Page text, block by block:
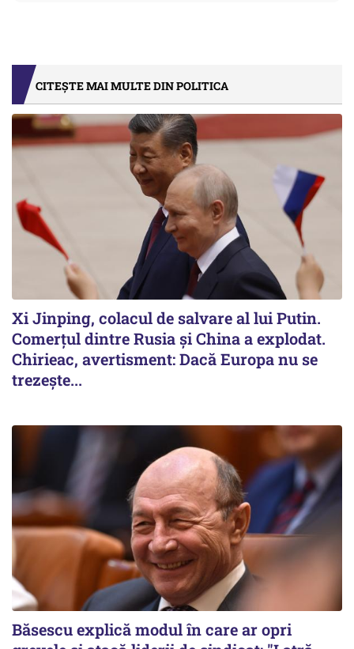
CITEȘTE MAI MULTE DIN POLITICA
Xi Jinping, colacul de salvare al lui Putin.
Comerțul dintre Rusia și China a explodat.
Chirieac, avertisment: Dacă Europa nu se
trezește...
Băsescu explică modul în care ar opri